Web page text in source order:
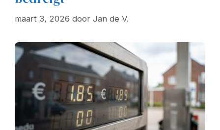
maart 3, 2026 door Jan de V.